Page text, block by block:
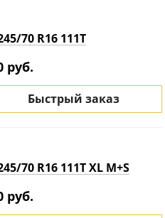
70 R16 111T
руб.
Быстрый заказ
70 R16 111T XL M+S
руб.